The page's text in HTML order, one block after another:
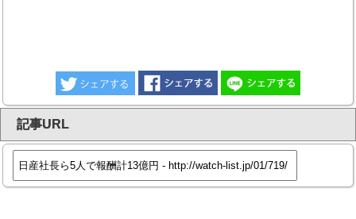
記事URL